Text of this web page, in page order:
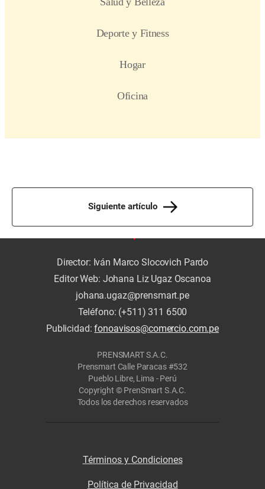
Siguiente artículo
Director: Iván Marco Slocovich Pardo
Editor Web: Johana Liz Ugaz Oscanoa
johana.ugaz@prensmart.pe
Teléfono: (+511) 311 6500
Publicidad:fonoavisos@comercio.com.pe
PRENSMART S.A.C.
Prensmart Calle Paracas #532
Pueblo Libre, Lima - Perú
Copyright © PrenSmart S.A.C.
Todos los derechos reservados
Términos y Condiciones
Política de Privacidad